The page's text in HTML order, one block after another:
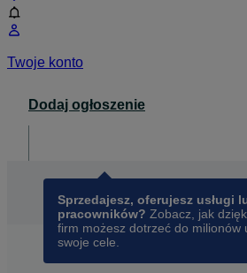
Twoje konto
Dodaj ogłoszenie
Sprzedajesz, oferujesz usługi
pracowników? Zobacz, jak
firm możesz dotrzeć do
swoje cele.